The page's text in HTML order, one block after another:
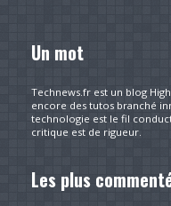
Un mot
Technews.fr est un blog
encore des tutos branché
technologie est le fil
critique est de rigueur.
Les plus